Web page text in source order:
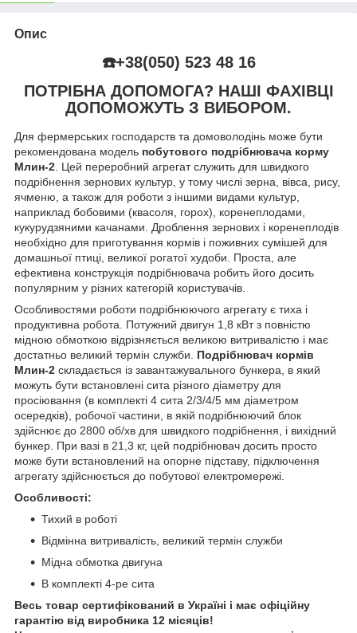
Опис
☎️+38(050) 523 48 16
ПОТРІБНА ДОПОМОГА? НАШІ ФАХІВЦІ
ДОПОМОЖУТЬ З ВИБОРОМ.
Для фермерських господарств та домоволодінь може бути
рекомендована модель побутового подрібнювача корму
Млин-2 . Цей переробний агрегат служить для швидкого
подрібнення зернових культур, у тому числі зерна, вівса, рису,
ячменю, а також для роботи з іншими видами культур,
наприклад бобовими (квасоля, горох), коренеплодами,
кукурудзяними качанами. Дроблення зернових і коренеплодів
необхідно для приготування кормів і поживних сумішей для
домашньої птиці, великої рогатої худоби. Проста, але
ефективна конструкція подрібнювача робить його досить
популярним у різних категорій користувачів.
Особливостями роботи подрібнюючого агрегату є тиха і
продуктивна робота. Потужний двигун 1,8 кВт з повністю
мідною обмоткою відрізняється великою витривалістю і має
достатньо великий термін служби. Подрібнювач кормів
Млин-2 складається із завантажувального бункера, в який
можуть бути встановлені сита різного діаметру для
просіювання (в комплекті 4 сита 2/3/4/5 мм діаметром
осередків), робочої частини, в якій подрібнюючий блок
здійснює до 2800 об/хв для швидкого подрібнення, і вихідний
бункер. При вазі в 21,3 кг, цей подрібнювач досить просто
може бути встановлений на опорне підставу, підключення
агрегату здійснюється до побутової електромережі.
Особливості:
Тихий в роботі
Відмінна витривалість, великий термін служби
Мідна обмотка двигуна
В комплекті 4-ре сита
Весь товар сертифікований в Україні і має офіційну
гарантію від виробника 12 місяців!